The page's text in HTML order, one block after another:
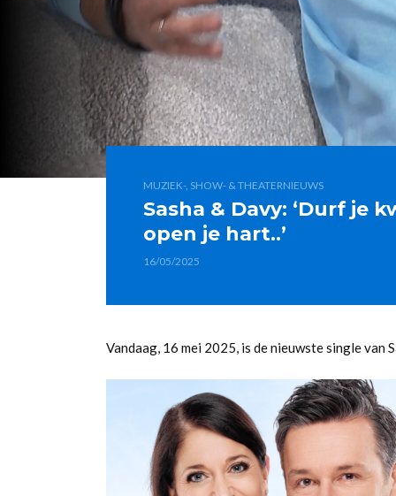
MUZIEK-, SHOW- & THEATERNIEUWS
Sasha & Davy: ‘Durf je
open je hart..’
16/05/2025
Vandaag, 16 mei 2025, is de nieuwste single van